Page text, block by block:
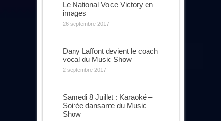
Le National Voice Victory en
images
26 septembre 2017
Dany Laffont devient le coach
vocal du Music Show
2 septembre 2017
Samedi 8 Juillet : Karaoké –
Soirée dansante du Music
Show